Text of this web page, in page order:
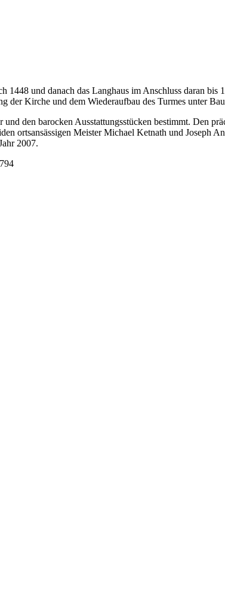
und danach das Langhaus im Anschluss daran bis
der Kirche und dem Wiederaufbau des Turmes unter
den barocken Ausstattungsstücken bestimmt. Den
ortsansässigen Meister Michael Ketnath und Joseph
2007.